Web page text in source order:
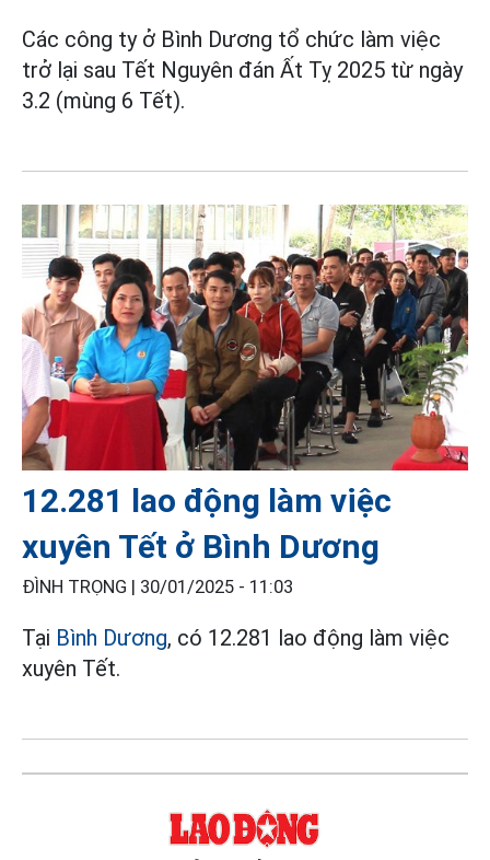
Các công ty ở Bình Dương tổ chức làm việc
trở lại sau Tết Nguyên đán Ất Tỵ 2025 từ ngày
3.2 (mùng 6 Tết).
12.281 lao động làm việc
xuyên Tết ở Bình Dương
ĐÌNH TRỌNG | 30/01/2025 - 11:03
Tại Bình Dương, có 12.281 lao động làm việc
xuyên Tết.